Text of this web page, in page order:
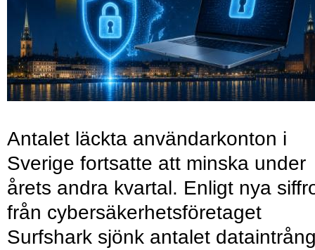
Antalet läckta användarkonton i
Sverige fortsatte att minska under
årets andra kvartal. Enligt nya
från cybersäkerhetsföretaget
Surfshark sjönk antalet